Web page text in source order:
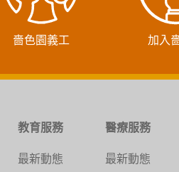
嗇色園義工 加入
教育服務
最新動態
醫療服務
最新動態